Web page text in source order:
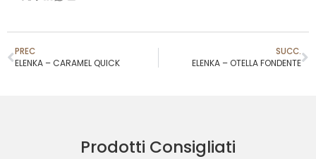
PREC
ELENKA – CARAMEL QUICK
SUCC.
ELENKA – OTELLA FONDENTE
Prodotti Consigliati